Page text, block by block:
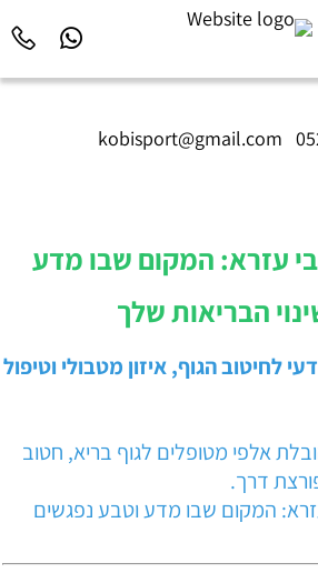
kobisport@gmail.com
עזרא: המקום שבו מדע
הבריאות שלך
לחיטוב הגוף, איזון מטבולי וטיפול
בהובלת אלפי מטופלים לגוף בריא, חטוב
דרך.